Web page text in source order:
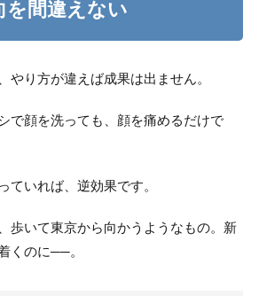
を間違えない
やり方が違えば成果は出ません。
で顔を洗っても、顔を痛めるだけで
ていれば、逆効果です。
歩いて東京から向かうようなもの。新
くのに──。